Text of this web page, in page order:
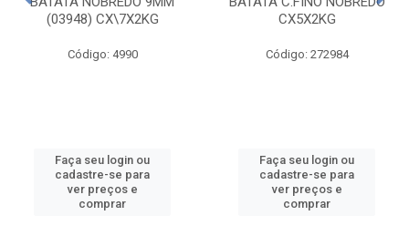
(03948) CX\7X2KG
Código: 4990
Faça seu login ou
cadastre-se para
ver preços e
comprar
CX5X2KG
Código: 272984
Faça seu login ou
cadastre-se para
ver preços e
comprar